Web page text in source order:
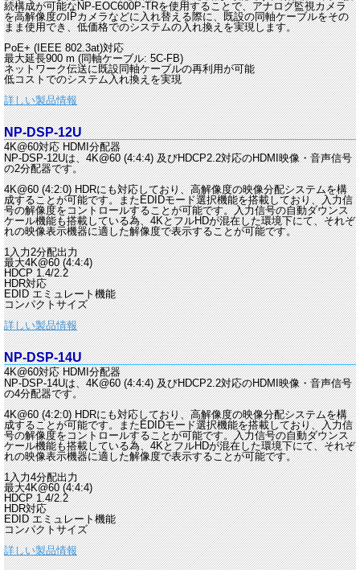
続構成が可能なNP-EOC600P-TRを使用することで、アナログ監視カメラ
を高解像度のIPカメラなどに入れ替える際に、既設の同軸ケーブルをその
まま使用でき、低価格でのシステムの入れ換えを実現します。
PoE+ (IEEE 802.3at)対応
最大延長900 m (同軸ケーブル: 5C-FB)
ネットワーク伝送に既設同軸ケーブルの再利用が可能
低コストでのシステム入れ換えを実現
詳しい製品情報
NP-DSP-12U
4K@60対応 HDMI分配器
NP-DSP-12Uは、4K@60 (4:4:4) 及びHDCP2.2対応のHDMI映像・音声信号
の2分配器です。
4K@60 (4:2:0) HDRにも対応しており、高解像度の映像分配システムを構
成することが可能です。またEDIDモード選択機能を搭載しており、入力信
号の解像度をコントロールすることが可能です。入力信号の自動ダウンス
ケール機能も搭載している為、4KとフルHDが混在した環境下にて、それぞ
れの映像表示機器に適した解像度で表示することが可能です。
1入力2分配出力
最大4K@60 (4:4:4)
HDCP 1.4/2.2
HDR対応
EDID エミュレート機能
コンパクトサイズ
詳しい製品情報
NP-DSP-14U
4K@60対応 HDMI分配器
NP-DSP-14Uは、4K@60 (4:4:4) 及びHDCP2.2対応のHDMI映像・音声信号
の4分配器です。
4K@60 (4:2:0) HDRにも対応しており、高解像度の映像分配システムを構
成することが可能です。またEDIDモード選択機能を搭載しており、入力信
号の解像度をコントロールすることが可能です。入力信号の自動ダウンス
ケール機能も搭載している為、4KとフルHDが混在した環境下にて、それぞ
れの映像表示機器に適した解像度で表示することが可能です。
1入力4分配出力
最大4K@60 (4:4:4)
HDCP 1.4/2.2
HDR対応
EDID エミュレート機能
コンパクトサイズ
詳しい製品情報